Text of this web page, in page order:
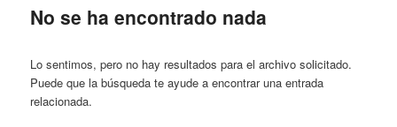
No se ha encontrado nada
Lo sentimos, pero no hay resultados para el archivo solicitado.
Puede que la búsqueda te ayude a encontrar una entrada
relacionada.